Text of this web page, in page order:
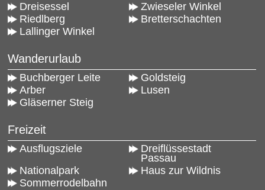
Dreisessel
Zwieseler Winkel
Riedlberg
Bretterschachten
Lallinger Winkel
Wanderurlaub
Buchberger Leite
Goldsteig
Arber
Lusen
Gläserner Steig
Freizeit
Ausflugsziele
Dreiflüssestadt
Passau
Nationalpark
Haus zur Wildnis
Sommerrodelbahn